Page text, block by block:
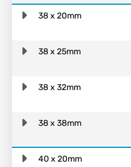
38 x 20mm
38 x 25mm
38 x 32mm
38 x 38mm
40 x 20mm